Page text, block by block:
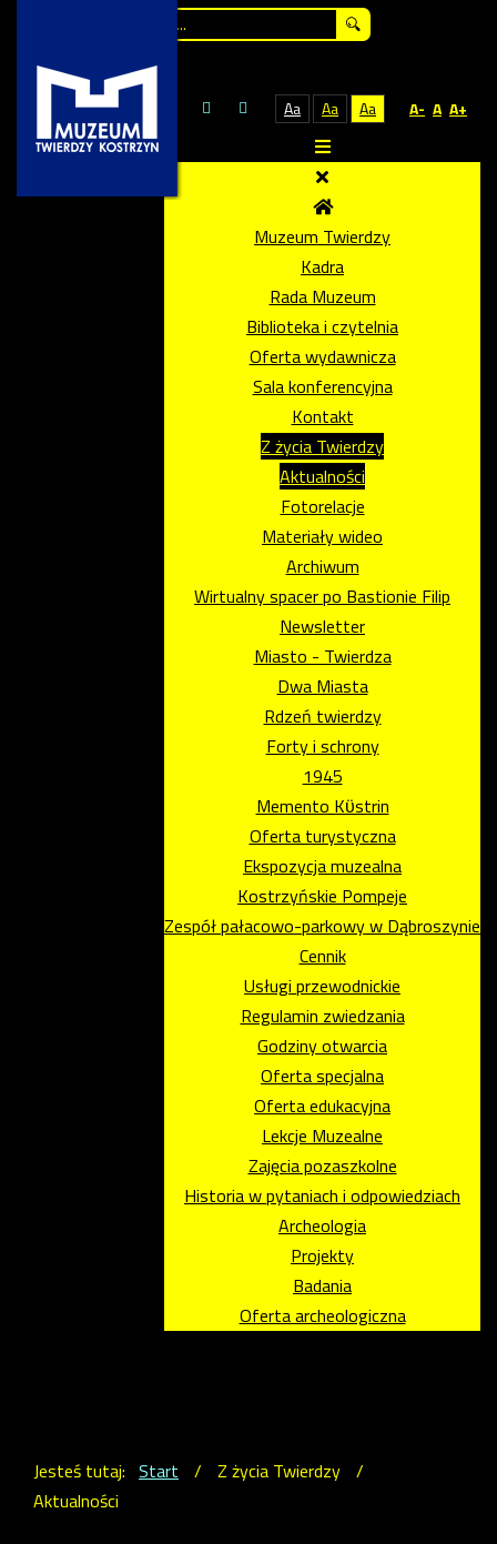
Aa Aa Aa A- A A+
Muzeum Twierdzy
Kadra
Rada Muzeum
Biblioteka i czytelnia
Oferta wydawnicza
Sala konferencyjna
Kontakt
Z życia Twierdzy
Aktualności
Fotorelacje
Materiały wideo
Archiwum
Wirtualny spacer po Bastionie Filip
Newsletter
Miasto - Twierdza
Dwa Miasta
Rdzeń twierdzy
Forty i schrony
1945
Memento Kϋstrin
Oferta turystyczna
Ekspozycja muzealna
Kostrzyńskie Pompeje
Zespół pałacowo-parkowy w Dąbroszynie
Cennik
Usługi przewodnickie
Regulamin zwiedzania
Godziny otwarcia
Oferta specjalna
Oferta edukacyjna
Lekcje Muzealne
Zajęcia pozaszkolne
Historia w pytaniach i odpowiedziach
Archeologia
Projekty
Badania
Oferta archeologiczna
Jesteś tutaj: Start / Z życia Twierdzy /
Aktualności